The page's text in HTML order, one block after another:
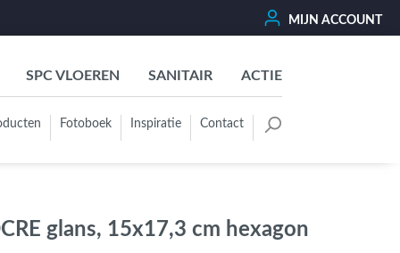
MIJN ACCOUNT
SPC VLOEREN SANITAIR ACTIE
Grijs - Antraciet - Zwart
Fotoboek Inspiratie Contact
glans, 15x17,3 cm hexagon